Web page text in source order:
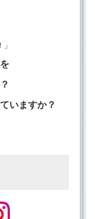
？
いますか？